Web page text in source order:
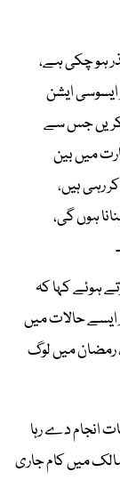
کی نذر ہو چکی ہے،
ایسوسی ایشن
کریں جس سے
میں بین
کاری کر رہی ہیں،
ہوں گی،
ہوئے کہا کہ
حالات میں
میں لوگ
انجام دے رہا
میں کام جاری